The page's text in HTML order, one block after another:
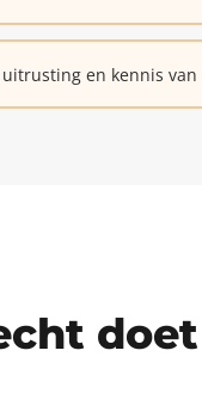
en kennis
doet